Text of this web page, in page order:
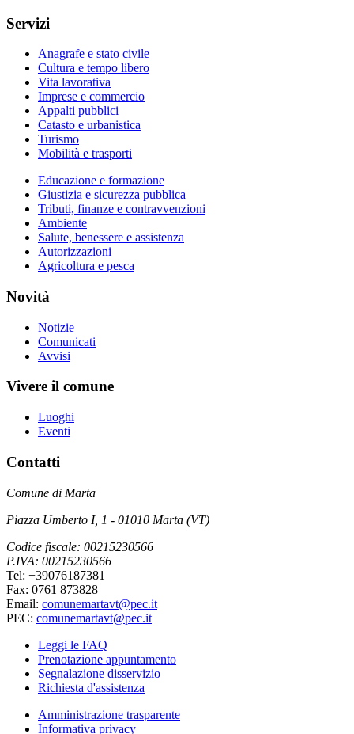
Servizi
Anagrafe e stato civile
Cultura e tempo libero
Vita lavorativa
Imprese e commercio
Appalti pubblici
Catasto e urbanistica
Turismo
Mobilità e trasporti
Educazione e formazione
Giustizia e sicurezza pubblica
Tributi, finanze e contravvenzioni
Ambiente
Salute, benessere e assistenza
Autorizzazioni
Agricoltura e pesca
Novità
Notizie
Comunicati
Avvisi
Vivere il comune
Luoghi
Eventi
Contatti
Comune di Marta
Piazza Umberto I, 1 - 01010 Marta (VT)
Codice fiscale: 00215230566
P.IVA: 00215230566
Tel: +39076187381
Fax: 0761 873828
Email: comunemartavt@pec.it
PEC: comunemartavt@pec.it
Leggi le FAQ
Prenotazione appuntamento
Segnalazione disservizio
Richiesta d'assistenza
Amministrazione trasparente
Informativa privacy